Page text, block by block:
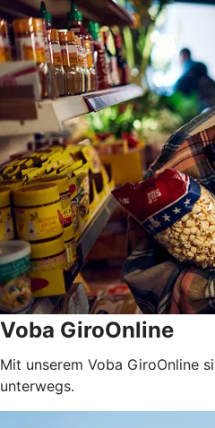
Voba GiroOnline
Mit unserem Voba GiroOnline
unterwegs.